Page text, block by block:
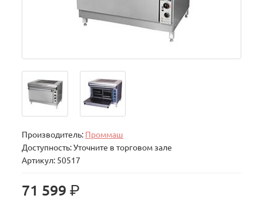
Производитель: Проммаш
Доступность: Уточните в торговом зале
Артикул: 50517
71 599р.